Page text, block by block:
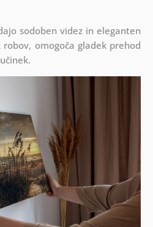
sodoben videz in eleganten
robov, omogoča gladek prehod